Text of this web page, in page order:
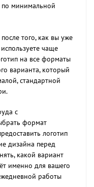
по минимальной
того, как вы уже
чаще
на все форматы
варианта, который
стандартной
с
формат
логотип
дизайна перед
какой вариант
именно для вашего
работы